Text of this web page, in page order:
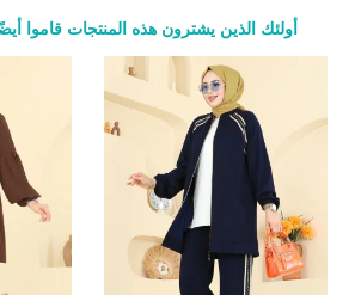
أولئك الذين يشترون هذه المنتجات قاموا